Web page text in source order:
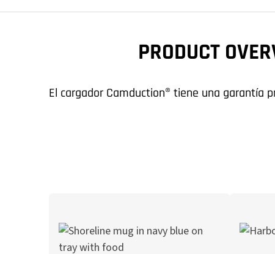
PRODUCT
El cargador Camduction® tiene una garantía